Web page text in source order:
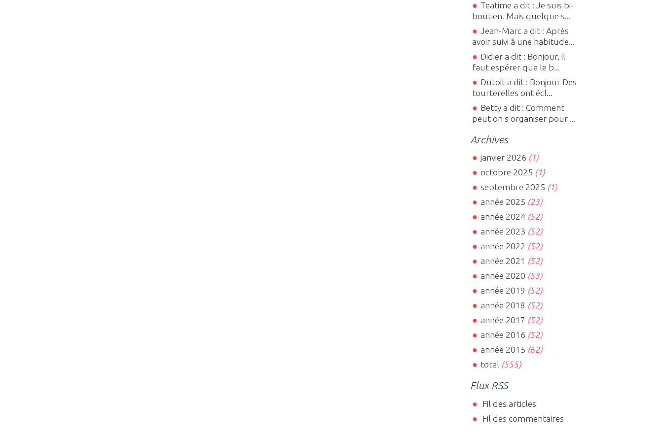
Teatime a dit : Je suis bi-
boutien. Mais quelque s...
Jean-Marc a dit : Après
avoir suivi à une habitude...
Didier a dit : Bonjour, il
faut espérer que le b...
Dutoit a dit : Bonjour Des
tourterelles ont écl...
Betty a dit : Comment
peut on s organiser pour ...
Archives
janvier 2026 (1)
octobre 2025 (1)
septembre 2025 (1)
année 2025 (23)
année 2024(52)
année 2023 (52)
année 2022 (52)
année 2021 (52)
année 2020 (53)
année 2019 (52)
année 2018 (52)
année 2017 (52)
année 2016 (52)
année 2015 (62)
total (555)
Flux RSS
Fil des articles
Fil des commentaires